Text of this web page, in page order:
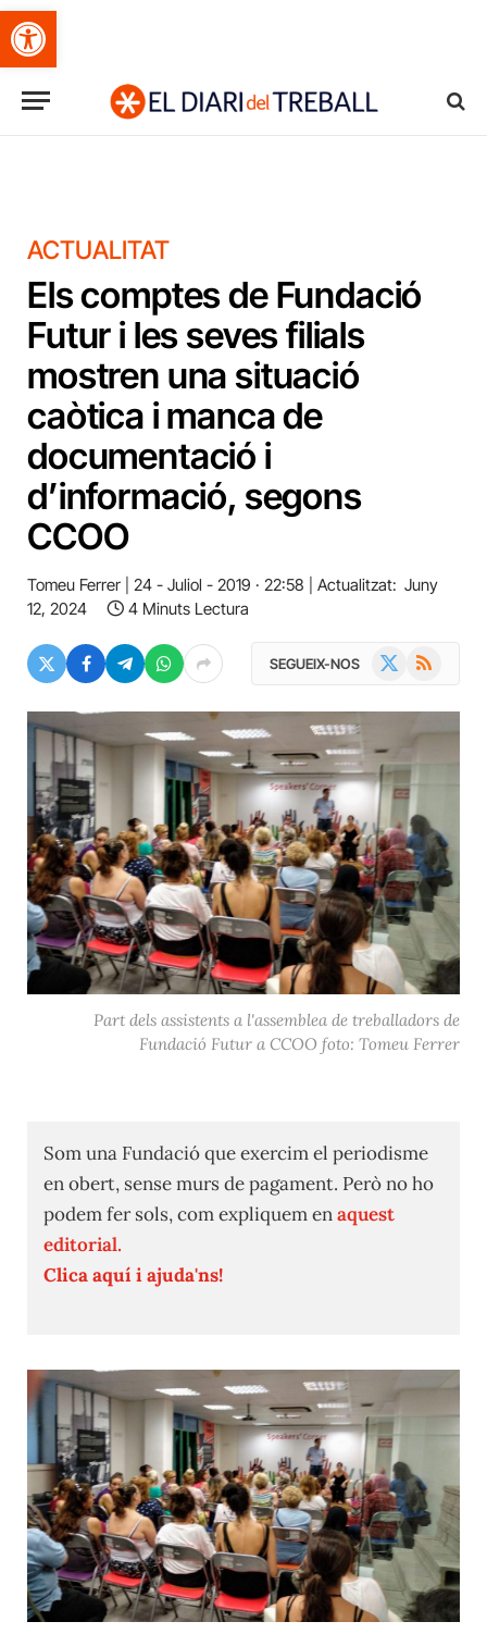
Obre la barra d'eines
ACTUALITAT
Els comptes de Fundació
Futur i les seves filials
mostren una situació
caòtica i manca de
documentació i
d’informació, segons
CCOO
Tomeu Ferrer 24 - Juliol - 2019 · 22:58 Actualitzat: Juny
12, 2024
4 Minuts Lectura
SEGUEIX-NOS RSS
Part dels assistents a l'assemblea de treballadors de
Fundació Futur a CCOO foto: Tomeu Ferrer
Som una Fundació que exercim el periodisme
en obert, sense murs de pagament. Però no ho
podem fer sols, com expliquem enaquest
editorial.
Clica aquí i ajuda'ns!